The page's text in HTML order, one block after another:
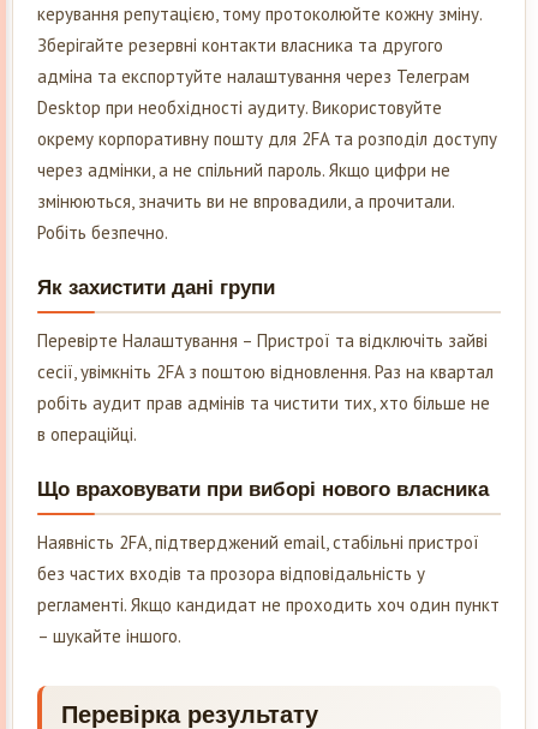
керування репутацією, тому протоколюйте кожну зміну.
Зберігайте резервні контакти власника та другого
адміна та експортуйте налаштування через Телеграм
Desktop при необхідності аудиту. Використовуйте
окрему корпоративну пошту для 2FA та розподіл доступу
через адмінки, а не спільний пароль. Якщо цифри не
змінюються, значить ви не впровадили, а прочитали.
Робіть безпечно.
Як захистити дані групи
Перевірте Налаштування – Пристрої та відключіть зайві
сесії, увімкніть 2FA з поштою відновлення. Раз на квартал
робіть аудит прав адмінів та чистити тих, хто більше не
в операційці.
Що враховувати при виборі нового власника
Наявність 2FA, підтверджений email, стабільні пристрої
без частих входів та прозора відповідальність у
регламенті. Якщо кандидат не проходить хоч один пункт
– шукайте іншого.
Перевірка результату